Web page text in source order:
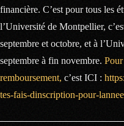
financière. C’est pour tous les
l’Université de Montpellier,
septembre et octobre, et à
septembre à fin novembre.
remboursement, c’est ICI :
tes-fais-dinscription-pour-